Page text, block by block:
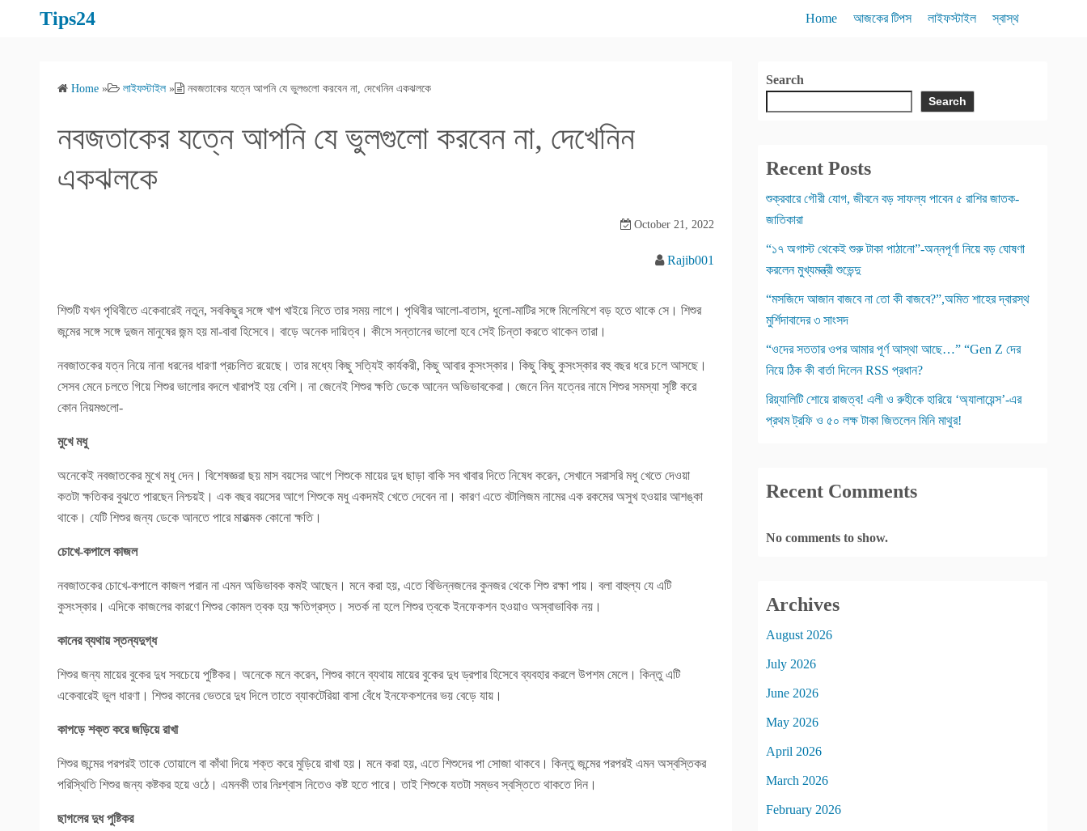
Tips24 Home আজকের টিপস লাইফস্টাইল স্বাস্থ
Home » লাইফস্টাইল » নবজতাকের যত্নে আপনি যে ভুলগুলো করবেন না, দেখেনিন একঝলকে
নবজতাকের যত্নে আপনি যে ভুলগুলো করবেন না, দেখেনিন
একঝলকে
October 21, 2022
Rajib001
শিশুটি যখন পৃথিবীতে একেবারেই নতুন, সবকিছুর সঙ্গে খাপ খাইয়ে নিতে তার সময় লাগে। পৃথিবীর আলো-বাতাস, ধুলো-মাটির সঙ্গে মিলেমিশে বড় হতে থাকে সে। শিশুর
জন্মের সঙ্গে সঙ্গে দুজন মানুষের জন্ম হয় মা-বাবা হিসেবে। বাড়ে অনেক দায়িত্ব। কীসে সন্তানের ভালো হবে সেই চিন্তা করতে থাকেন তারা।
নবজাতকের যত্ন নিয়ে নানা ধরনের ধারণা প্রচলিত রয়েছে। তার মধ্যে কিছু সত্যিই কার্যকরী, কিছু আবার কুসংস্কার। কিছু কিছু কুসংস্কার বহু বছর ধরে চলে আসছে।
সেসব মেনে চলতে গিয়ে শিশুর ভালোর বদলে খারাপই হয় বেশি। না জেনেই শিশুর ক্ষতি ডেকে আনেন অভিভাবকেরা। জেনে নিন যত্নের নামে শিশুর সমস্যা সৃষ্টি করে
কোন নিয়মগুলো-
মুখে মধু
অনেকেই নবজাতকের মুখে মধু দেন। বিশেষজ্ঞরা ছয় মাস বয়সের আগে শিশুকে মায়ের দুধ ছাড়া বাকি সব খাবার দিতে নিষেধ করেন, সেখানে সরাসরি মধু খেতে দেওয়া
কতটা ক্ষতিকর বুঝতে পারছেন নিশ্চয়ই। এক বছর বয়সের আগে শিশুকে মধু একদমই খেতে দেবেন না। কারণ এতে বটালিজম নামের এক রকমের অসুখ হওয়ার আশঙ্কা
থাকে। যেটি শিশুর জন্য ডেকে আনতে পারে মারাত্মক কোনো ক্ষতি।
চোখে-কপালে কাজল
নবজাতকের চোখে-কপালে কাজল পরান না এমন অভিভাবক কমই আছেন। মনে করা হয়, এতে বিভিন্নজনের কুনজর থেকে শিশু রক্ষা পায়। বলা বাহুল্য যে এটি
কুসংস্কার। এদিকে কাজলের কারণে শিশুর কোমল ত্বক হয় ক্ষতিগ্রস্ত। সতর্ক না হলে শিশুর ত্বকে ইনফেকশন হওয়াও অস্বাভাবিক নয়।
কানের ব্যথায় স্তন্যদুগ্ধ
শিশুর জন্য মায়ের বুকের দুধ সবচেয়ে পুষ্টিকর। অনেকে মনে করেন, শিশুর কানে ব্যথায় মায়ের বুকের দুধ ড্রপার হিসেবে ব্যবহার করলে উপশম মেলে। কিন্তু এটি
একেবারেই ভুল ধারণা। শিশুর কানের ভেতরে দুধ দিলে তাতে ব্যাকটেরিয়া বাসা বেঁধে ইনফেকশনের ভয় বেড়ে যায়।
কাপড়ে শক্ত করে জড়িয়ে রাখা
শিশুর জন্মের পরপরই তাকে তোয়ালে বা কাঁথা দিয়ে শক্ত করে মুড়িয়ে রাখা হয়। মনে করা হয়, এতে শিশুদের পা সোজা থাকবে। কিন্তু জন্মের পরপরই এমন অস্বস্তিকর
পরিস্থিতি শিশুর জন্য কষ্টকর হয়ে ওঠে। এমনকী তার নিঃশ্বাস নিতেও কষ্ট হতে পারে। তাই শিশুকে যতটা সম্ভব স্বস্তিতে থাকতে দিন।
ছাগলের দুধ পুষ্টিকর
Search
Search
Recent Posts
শুক্রবারে গৌরী যোগ, জীবনে বড় সাফল্য পাবেন ৫ রাশির জাতক-
জাতিকারা
“১৭ অগাস্ট থেকেই শুরু টাকা পাঠানো”-অন্নপূর্ণা নিয়ে বড় ঘোষণা
করলেন মুখ্যমন্ত্রী শুভেন্দু
“মসজিদে আজান বাজবে না তো কী বাজবে?”,অমিত শাহের দ্বারস্থ
মুর্শিদাবাদের ৩ সাংসদ
“ওদের সততার ওপর আমার পূর্ণ আস্থা আছে…” “Gen Z দের
নিয়ে ঠিক কী বার্তা দিলেন RSS প্রধান?
রিয়্যালিটি শোয়ে রাজত্ব! এলী ও রুহীকে হারিয়ে ‘অ্যালায়েন্স’-এর
প্রথম ট্রফি ও ৫০ লক্ষ টাকা জিতলেন মিনি মাথুর!
Recent Comments
No comments to show.
Archives
August 2026
July 2026
June 2026
May 2026
April 2026
March 2026
February 2026